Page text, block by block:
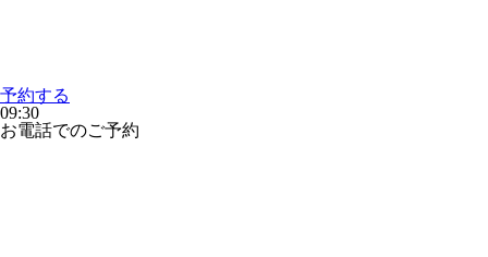
予約する
09:30
お電話でのご予約